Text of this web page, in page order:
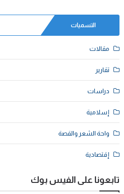
التسميات
مقالات
تقارير
دراسات
إسلامية
واحة الشعر والقصة
إقتصادية
تابعونا على الفيس بوك